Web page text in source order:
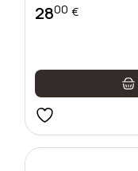
2800 €